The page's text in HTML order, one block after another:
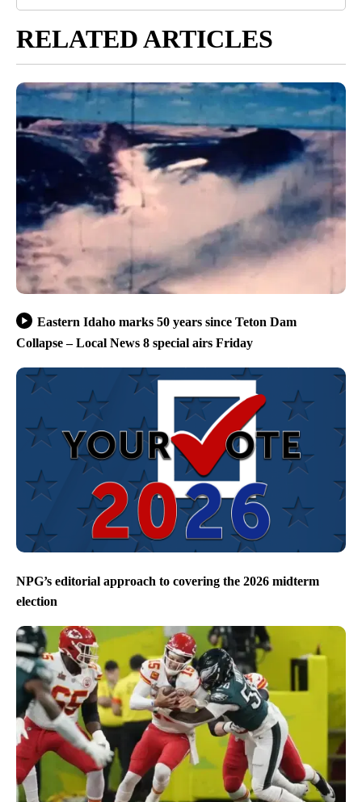
RELATED ARTICLES
Eastern Idaho marks 50 years since Teton Dam
Collapse – Local News 8 special airs Friday
NPG’s editorial approach to covering the 2026 midterm
election